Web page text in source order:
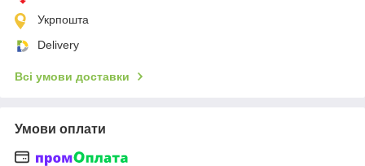
Укрпошта
Delivery
Всі умови доставки
Умови оплати